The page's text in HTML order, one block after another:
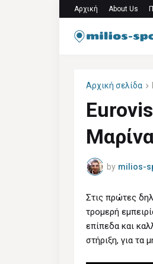
Αρχική About Us
Αρχική σελίδα
by milios-
Στις πρώτες
τρομερή
επίπεδα και
στήριξη, για τα